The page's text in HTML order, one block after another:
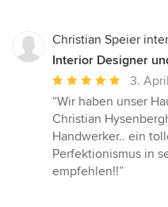
Christian Speier
Interior Designer
Durchschnittliche
Bewertung:
5
von
5
Sternen
3.
“Wir haben unser
Christian
Handwerker.. ein
Perfektionismus in
empfehlen!!”